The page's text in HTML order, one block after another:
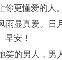
你更懂爱的人
雨显真爱。日
早安！
笑的男人，男